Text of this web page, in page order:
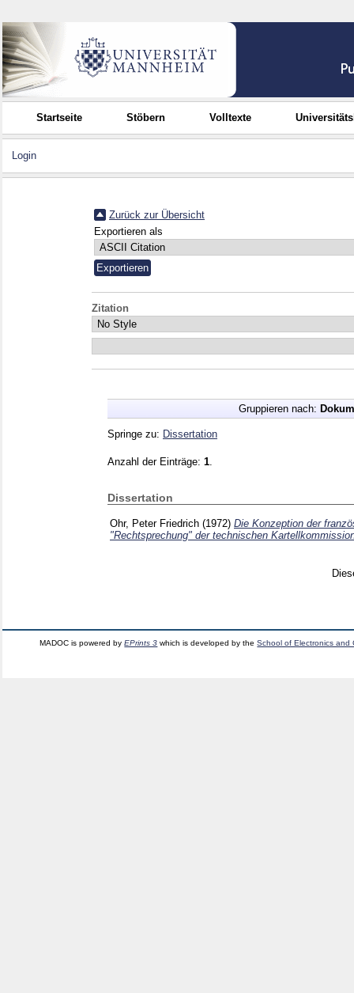
Startseite Stöbern Volltexte
Login
Zurück zur Übersicht
Exportieren als
Zitation
Gruppieren nach:
Springe zu: Dissertation
Anzahl der Einträge: 1
Dissertation
Ohr, Peter Friedrich (1972) Die Konzeption der
"Rechtsprechung" der technischen
MADOC is powered byEPrints 3 which is developed by theSchool of Electronics and